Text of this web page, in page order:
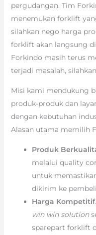
pergudangan. Tim
menemukan forklift
silahkan nego harga
forklift akan langsung
Forkindo masih terus
terjadi masalah,
Misi kami mendukung
produk-produk dan
dengan kebutuhan
Alasan utama memilih
Produk
melalui quality
untuk
dikirim ke
Harga Kompetitif
win win solution
sparepart forklift